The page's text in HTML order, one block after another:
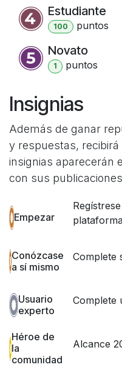
Estudiante
100 puntos
Novato
1 puntos
Insignias
Además de ganar
y respuestas,
insignias aparecerán
con sus
Empezar
Conózcase
a sí mismo
Complete
Usuario
experto
Complete
Héroe de
la
comunidad
Alcance